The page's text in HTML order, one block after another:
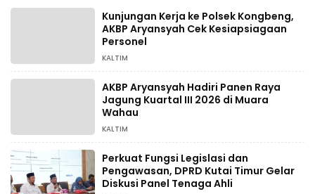
Kunjungan Kerja ke Polsek Kongbeng,
AKBP Aryansyah Cek Kesiapsiagaan
Personel
KALTIM
AKBP Aryansyah Hadiri Panen Raya
Jagung Kuartal III 2026 di Muara
Wahau
KALTIM
Perkuat Fungsi Legislasi dan
Pengawasan, DPRD Kutai Timur Gelar
Diskusi Panel Tenaga Ahli